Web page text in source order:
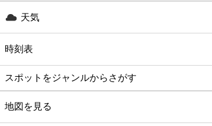
天気
時刻表
スポットをジャンルからさがす
グルメ
地図を見る